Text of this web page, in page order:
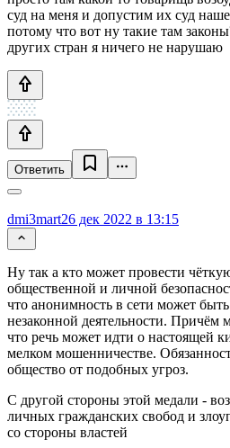
суд на меня и допустим их суд
потому что вот ну такие там
других стран я ничего не нарушаю
Ответить
dmi3mart26 дек 2022 в 13:15
Ну так а кто может провести
общественной и личной
что анонимность в сети может
незаконной деятельности. Причём
что речь может идти о настоящей
мелком мошенничестве.
общество от подобных угроз.
С другой стороны этой медали -
личных гражданских свобод и
со стороны властей